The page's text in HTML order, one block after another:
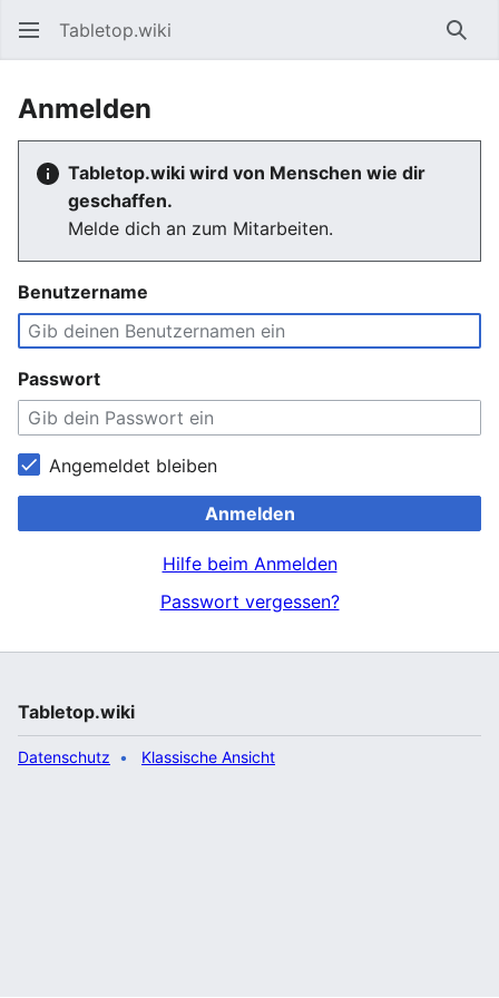
Tabletop.wiki
Anmelden
Tabletop.wiki wird von Menschen wie dir
geschaffen.
Melde dich an zum Mitarbeiten.
Benutzername
Passwort
Angemeldet bleiben
Anmelden
Hilfe beim Anmelden
Passwort vergessen?
Tabletop.wiki
Datenschutz Klassische Ansicht